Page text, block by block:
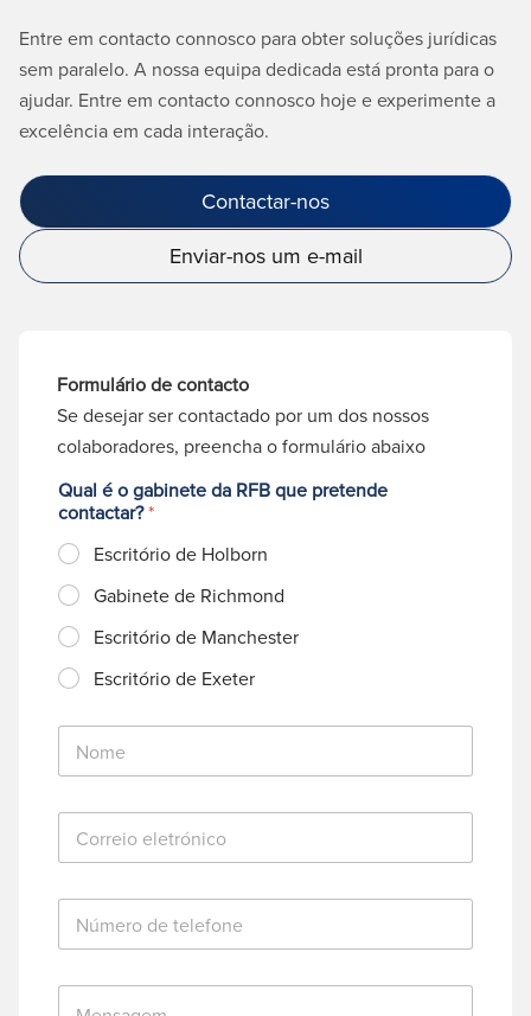
Entre em contacto connosco para obter soluções jurídicas
sem paralelo. A nossa equipa dedicada está pronta para o
ajudar. Entre em contacto connosco hoje e experimente a
excelência em cada interação.
Contactar-nos
Enviar-nos um e-mail
Formulário de contacto
Se desejar ser contactado por um dos nossos
colaboradores, preencha o formulário abaixo
Qual é o gabinete da RFB que pretende
contactar?*
Escritório de Holborn
Gabinete de Richmond
Escritório de Manchester
Escritório de Exeter
N
m
C
r
o
e
N
m
M